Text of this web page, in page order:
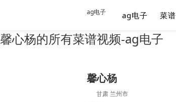
馨心杨的所有菜谱视频-ag电子
ag电子 ag电子 菜谱
馨心杨
甘肃 兰州市